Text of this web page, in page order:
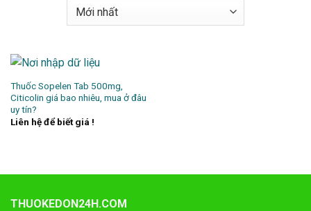
Thuốc Sopelen Tab 500mg,
Citicolin giá bao nhiêu, mua ở đâu
uy tín?
Liên hệ để biết giá !
THUOKEDON24H.COM